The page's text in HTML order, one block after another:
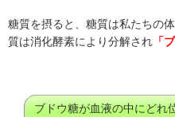
糖質を摂ると、糖質は私たちの
質は消化酵素により分解され 「
ブドウ糖が血液の中にどれ